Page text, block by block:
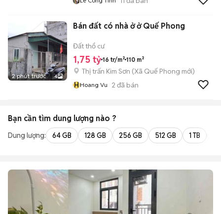
2 phút trước 4
Bán đất có nhà ở ở Quế Phong
Đất thổ cư
1,75 tỷ 16 tr/m² 110 m²
Thị trấn Kim Sơn (Xã Quế Phong mới)
HHoang Vu 2 đã bán
Bạn cần tìm dung lượng nào ?
Dung lượng: 64 GB 128 GB 256 GB 512 GB 1 TB